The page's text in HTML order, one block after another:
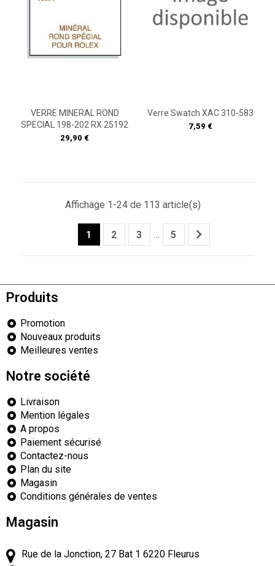
VERRE MINERAL ROND
SPECIAL 198-202 RX 25192
Prix
29,90 €
Verre Swatch XAC 310-583
Prix
7,59 €
Affichage 1-24 de 113 article(s)
1 2 3 … 5 
Produits
Promotion
Nouveaux produits
Meilleures ventes
Notre société
Livraison
Mention légales
A propos
Paiement sécurisé
Contactez-nous
Plan du site
Magasin
Conditions générales de ventes
Magasin
Rue de la Jonction, 27 Bat 1 6220 Fleurus